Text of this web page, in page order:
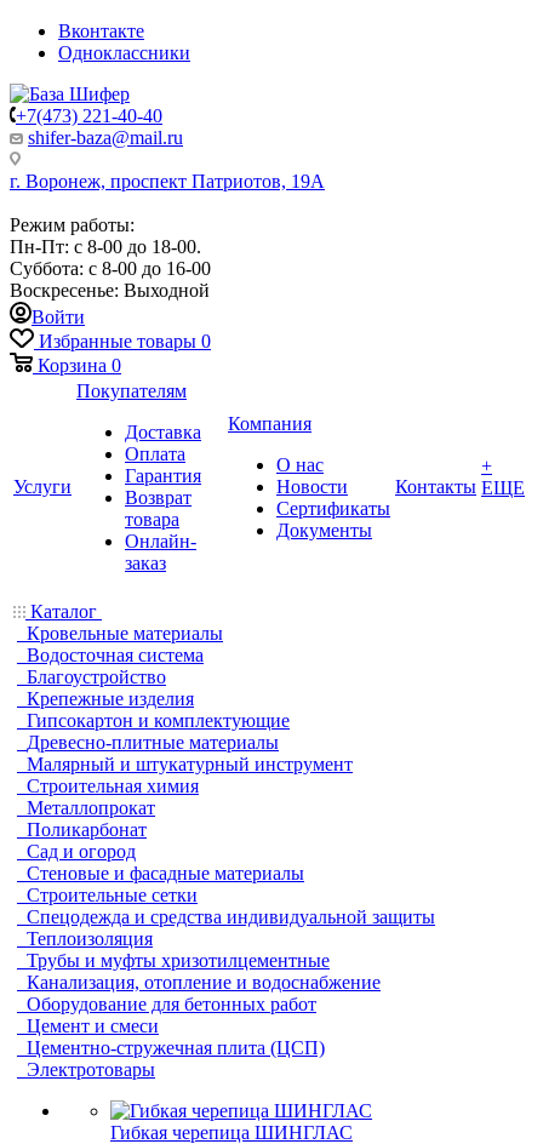
Вконтакте
Одноклассники
+7(473) 221-40-40
shifer-baza@mail.ru
г. Воронеж, проспект Патриотов, 19А
Режим работы:
Пн-Пт: с 8-00 до 18-00.
Суббота: с 8-00 до 16-00
Воскресенье: Выходной
Войти
Избранные товары 0
Корзина 0
Услуги
Покупателям
Доставка
Оплата
Гарантия
Возврат
товара
Онлайн-
заказ
Компания
О нас
Новости
Сертификаты
Документы
Контакты
+
ЕЩЕ
Каталог
Кровельные материалы
Водосточная система
Благоустройство
Крепежные изделия
Гипсокартон и комплектующие
Древесно-плитные материалы
Малярный и штукатурный инструмент
Строительная химия
Металлопрокат
Поликарбонат
Сад и огород
Стеновые и фасадные материалы
Строительные сетки
Спецодежда и средства индивидуальной защиты
Теплоизоляция
Трубы и муфты хризотилцементные
Канализация, отопление и водоснабжение
Оборудование для бетонных работ
Цемент и смеси
Цементно-стружечная плита (ЦСП)
Электротовары
Гибкая черепица ШИНГЛАС